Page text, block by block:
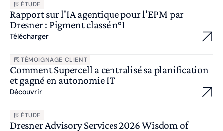
ÉTUDE
Rapport sur l'IA agentique pour l'EPM par
Dresner : Pigment classé n°1
Télécharger
TÉMOIGNAGE CLIENT
Comment Supercell a centralisé sa planification
et gagné en autonomie IT
Découvrir
ÉTUDE
Dresner Advisory Services 2026 Wisdom of